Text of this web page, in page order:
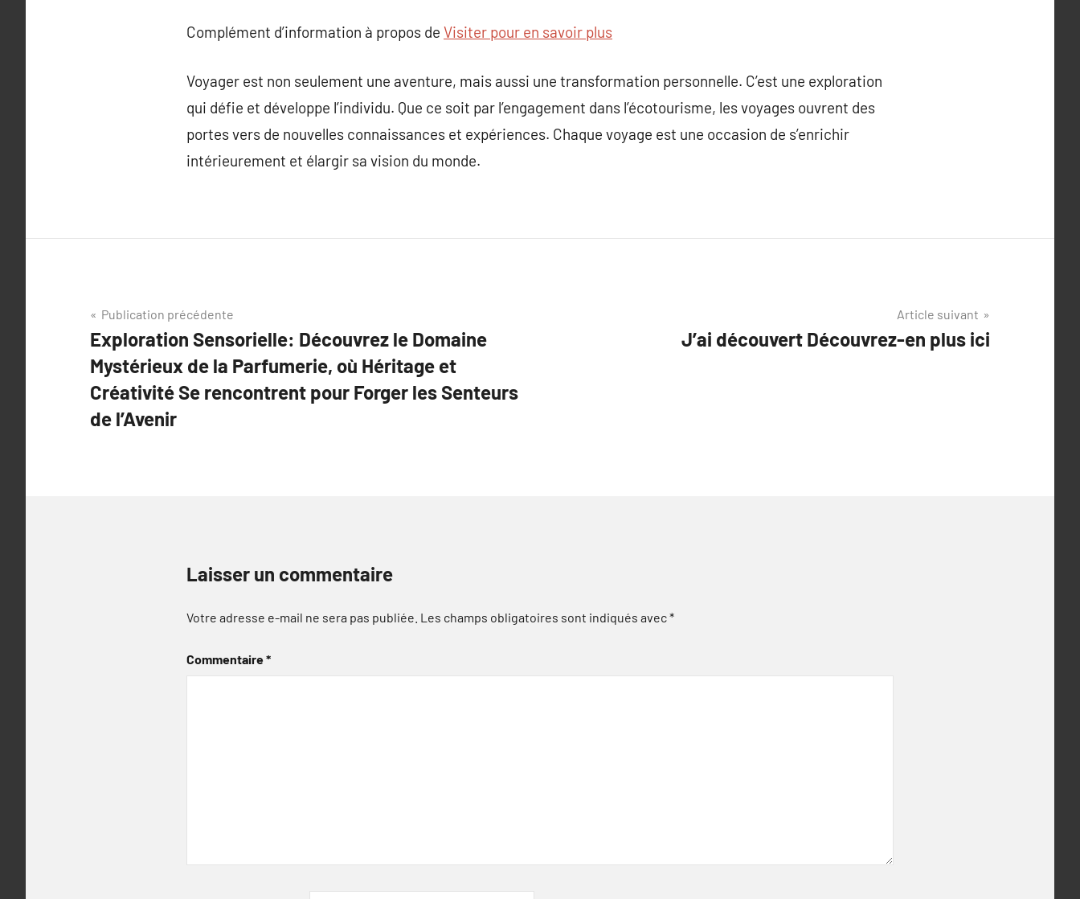
Complément d’information à propos de Visiter pour en savoir plus
Voyager est non seulement une aventure, mais aussi une transformation personnelle. C’est une exploration
qui défie et développe l’individu. Que ce soit par l’engagement dans l’écotourisme, les voyages ouvrent des
portes vers de nouvelles connaissances et expériences. Chaque voyage est une occasion de s’enrichir
intérieurement et élargir sa vision du monde.
Navigation
de
l’article
Publication précédente
Exploration Sensorielle: Découvrez le Domaine
Mystérieux de la Parfumerie, où Héritage et
Créativité Se rencontrent pour Forger les Senteurs
de l’Avenir
Article suivant
J’ai découvert Découvrez-en plus ici
Laisser un commentaire
Votre adresse e-mail ne sera pas publiée. Les champs obligatoires sont indiqués avec*
Commentaire*